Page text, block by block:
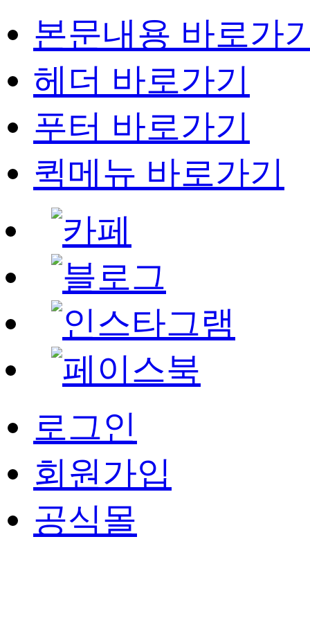
본문내용 바로가
헤더 바로가기
푸터 바로가기
퀵메뉴 바로가기
로그인
회원가입
공식몰